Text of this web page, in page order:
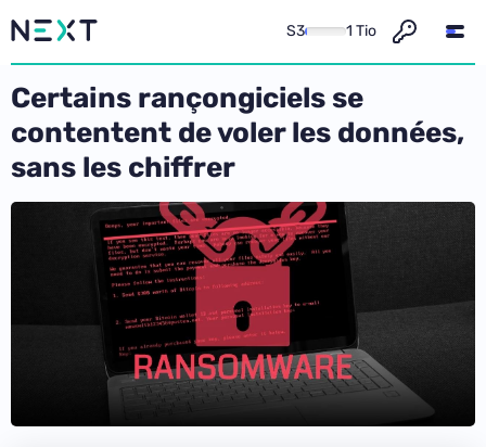
S3 1 Tio
Certains rançongiciels se
contentent de voler les données,
sans les chiffrer